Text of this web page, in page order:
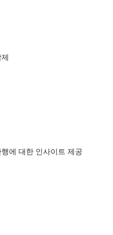
에 대한 인사이트 제공